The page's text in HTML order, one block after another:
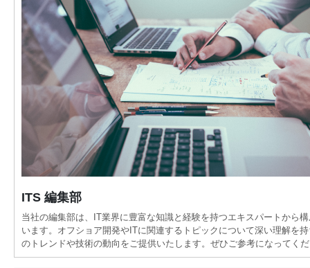
ITS 編集部
当社の編集部は、IT業界に豊富な知識と経験を持つエキスパートから
います。オフショア開発やITに関連するトピックについて深い理解を
のトレンドや技術の動向をご提供いたします。ぜひご参考になってく